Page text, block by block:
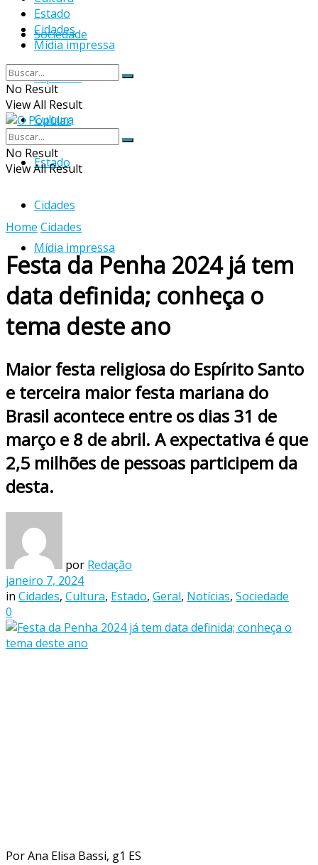
Sociedade
Esportes
Cultura
Estado
Cidades
Mídia impressa
Estado
Cidades
Mídia impressa
No Result
View All Result
No Result
View All Result
Home Cidades
Festa da Penha 2024 já tem
data definida; conheça o
tema deste ano
Maior festa religiosa do Espírito Santo
e terceira maior festa mariana do
Brasil acontece entre os dias 31 de
março e 8 de abril. A expectativa é que
2,5 milhões de pessoas participem da
desta.
por Redação
janeiro 7, 2024
in Cidades, Cultura, Estado, Geral, Notícias, Sociedade
0
Por Ana Elisa Bassi, g1 ES